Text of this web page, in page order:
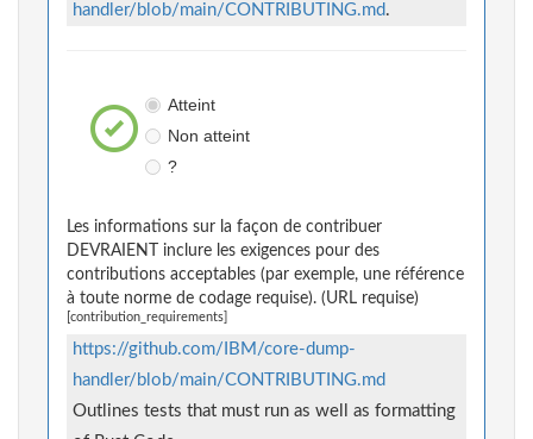
handler/blob/main/CONTRIBUTING.md.
Atteint
Non atteint
?
Les informations sur la façon de contribuer
DEVRAIENT inclure les exigences pour des
contributions acceptables (par exemple, une référence
à toute norme de codage requise). (URL requise)
[contribution_requirements]
https://github.com/IBM/core-dump-
handler/blob/main/CONTRIBUTING.md
Outlines tests that must run as well as formatting